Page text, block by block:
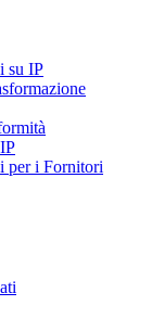
su IP
per i Fornitori